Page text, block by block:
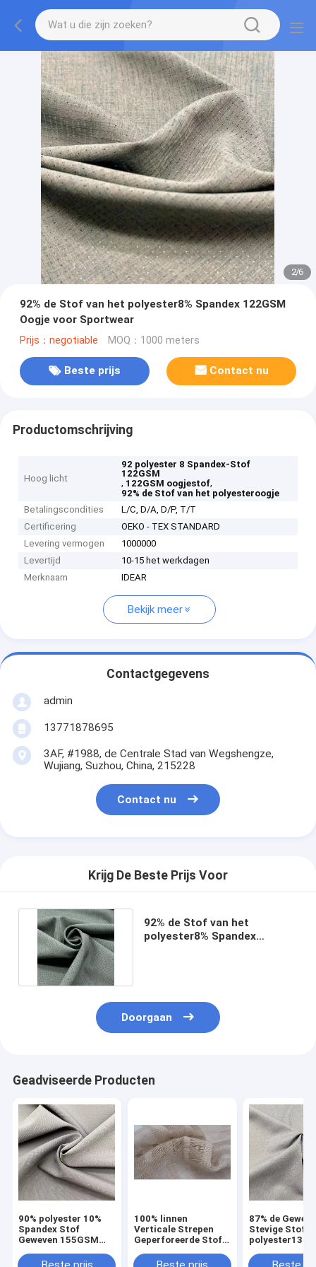
2/6
92% de Stof van het polyester8% Spandex 122GSM
Oogje voor Sportwear
Prijs：negotiable MOQ：1000 meters
Beste prijs Contact nu
Productomschrijving
Hoog licht
92 polyester 8 Spandex-Stof
122GSM
, 122GSM oogjestof,
92% de Stof van het polyesteroogje
Betalingscondities
L/C, D/A, D/P, T/T
Certificering
OEKO - TEX STANDARD
Levering vermogen
1000000
Levertijd
10-15 het werkdagen
Merknaam
IDEAR
Bekijk meer
Contactgegevens
admin
13771878695
3AF, #1988, de Centrale Stad van Wegshengze,
Wujiang, Suzhou, China, 215228
Contact nu
Krijg De Beste Prijs Voor
92% de Stof van het
polyester8% Spandex
Doorgaan
Geadviseerde Producten
90% polyester 10%
Spandex Stof
Geweven 155GSM
Pants Suits
100% linnen
Verticale Strepen
Geperforeerde Stof
87% de
Stevige Stof
polyester13%
280GSM voor